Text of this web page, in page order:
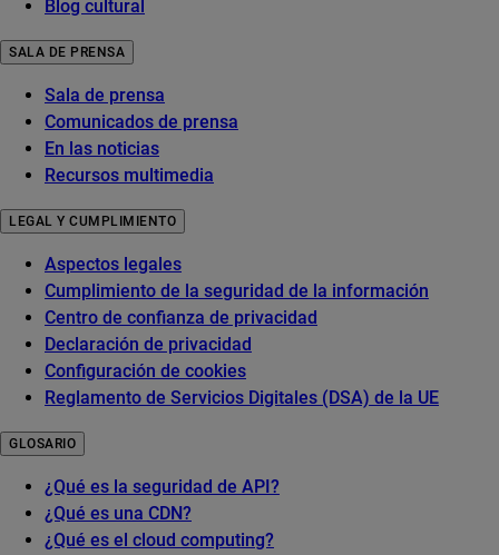
Blog cultural
SALA DE PRENSA
Sala de prensa
Comunicados de prensa
En las noticias
Recursos multimedia
LEGAL Y CUMPLIMIENTO
Aspectos legales
Cumplimiento de la seguridad de la información
Centro de confianza de privacidad
Declaración de privacidad
Configuración de cookies
Reglamento de Servicios Digitales (DSA) de la UE
GLOSARIO
¿Qué es la seguridad de API?
¿Qué es una CDN?
¿Qué es el cloud computing?